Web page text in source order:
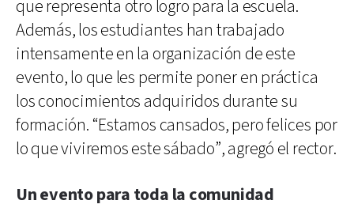
que representa otro logro para la escuela.
Además, los estudiantes han trabajado
intensamente en la organización de este
evento, lo que les permite poner en práctica
los conocimientos adquiridos durante su
formación. “Estamos cansados, pero felices por
lo que viviremos este sábado”, agregó el rector.
Un evento para toda la comunidad